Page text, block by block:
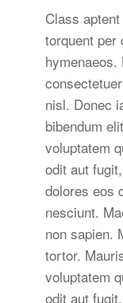
Class
torquent per
nisl. Donec
bibendum
voluptatem
odit aut
dolores eos
nesciunt.
non sapien.
tortor.
voluptatem
odit aut